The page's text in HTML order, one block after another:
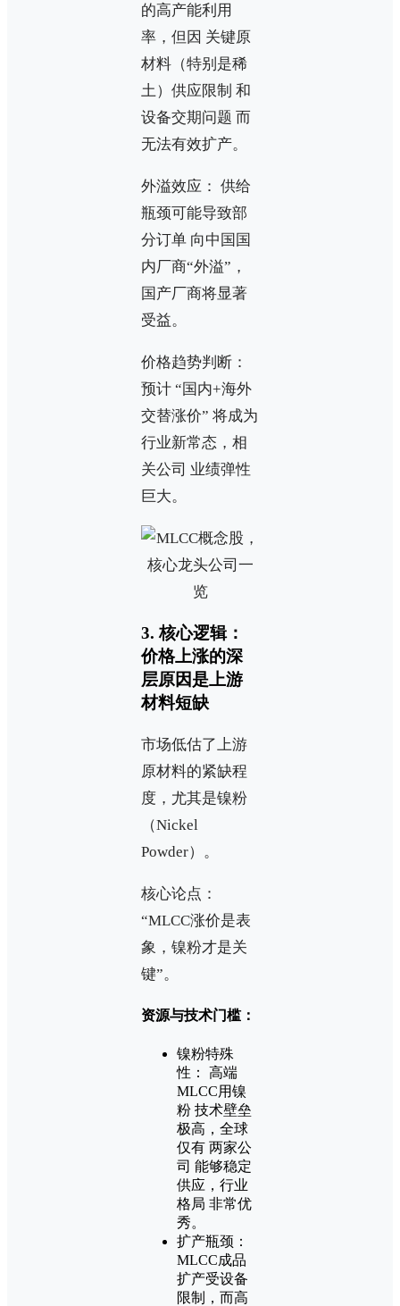
的高产能利用
率，但因 关键原
材料（特别是稀
土）供应限制 和
设备交期问题 而
无法有效扩产。
外溢效应： 供给
瓶颈可能导致部
分订单 向中国国
内厂商“外溢”，
国产厂商将显著
受益。
价格趋势判断：
预计 “国内+海外
交替涨价” 将成为
行业新常态，相
关公司 业绩弹性
巨大。
3. 核心逻辑：
价格上涨的深
层原因是上游
材料短缺
市场低估了上游
原材料的紧缺程
度，尤其是镍粉
（Nickel
Powder）。
核心论点：
“MLCC涨价是表
象，镍粉才是关
键”。
资源与技术门槛：
镍粉特殊
性： 高端
MLCC用镍
粉 技术壁垒
极高，全球
仅有 两家公
司 能够稳定
供应，行业
格局 非常优
秀。
扩产瓶颈：
MLCC成品
扩产受设备
限制，而高